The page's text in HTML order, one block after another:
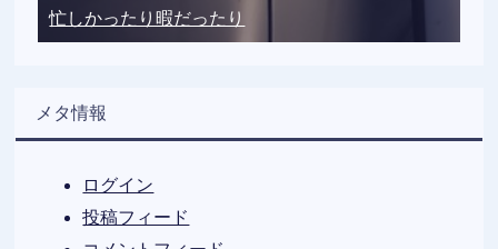
忙しかったり暇だったり
メタ情報
ログイン
投稿フィード